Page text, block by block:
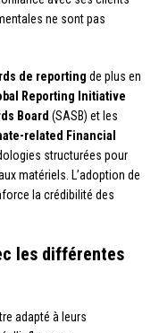
ne sont pas
de reporting de plus en
Reporting Initiative
Board (SASB) et les
related Financial
structurées pour
matériels. L’adoption de
la crédibilité des
les différentes
adapté à leurs